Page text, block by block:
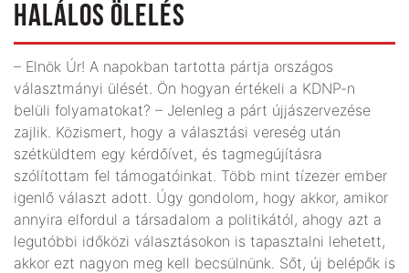
HALÁLOS ÖLELÉS
– Elnök Úr! A napokban tartotta pártja országos
választmányi ülését. Ön hogyan értékeli a KDNP-n
belüli folyamatokat? – Jelenleg a párt újjászervezése
zajlik. Közismert, hogy a választási vereség után
szétküldtem egy kérdőívet, és tagmegújításra
szólítottam fel támogatóinkat. Több mint tízezer ember
igenlő választ adott. Úgy gondolom, hogy akkor, amikor
annyira elfordul a társadalom a politikától, ahogy azt a
legutóbbi időközi választásokon is tapasztalni lehetett,
akkor ezt nagyon meg kell becsülnünk. Sőt, új belépők is